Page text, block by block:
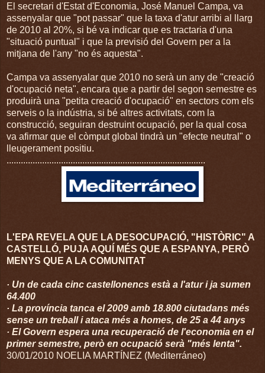
El secretari d'Estat d'Economia, José Manuel Campa, va
assenyalar que "pot passar" que la taxa d'atur arribi al llarg
de 2010 al 20%, si bé va indicar que es tractaria d'una
"situació puntual" i que la previsió del Govern per a la
mitjana de l'any "no és aquesta".
Campa va assenyalar que 2010 no serà un any de "creació
d'ocupació neta", encara que a partir del segon semestre es
produirà una "petita creació d'ocupació" en sectors com els
serveis o la indústria, si bé altres activitats, com la
construcció, seguiran destruint ocupació, per la qual cosa
va afirmar que el còmput global tindrà un "efecte neutral" o
lleugerament positiu.
....................................................................................
L'EPA REVELA QUE LA DESOCUPACIÓ, "HISTÒRIC" A
CASTELLÓ, PUJA AQUÍ MÉS QUE A ESPANYA, PERÒ
MENYS QUE A LA COMUNITAT
· Un de cada cinc castellonencs està a l'atur i ja sumen
64.400
· La província tanca el 2009 amb 18.800 ciutadans més
sense un treball i ataca més a homes, de 25 a 44 anys
· El Govern espera una recuperació de l'economia en el
primer semestre, però en ocupació serà "més lenta".
30/01/2010 NOELIA MARTÍNEZ (Mediterráneo)